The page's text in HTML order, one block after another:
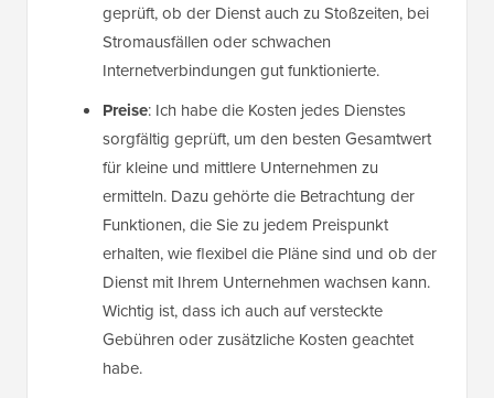
geprüft, ob der Dienst auch zu Stoßzeiten, bei
Stromausfällen oder schwachen
Internetverbindungen gut funktionierte.
Preise: Ich habe die Kosten jedes Dienstes
sorgfältig geprüft, um den besten Gesamtwert
für kleine und mittlere Unternehmen zu
ermitteln. Dazu gehörte die Betrachtung der
Funktionen, die Sie zu jedem Preispunkt
erhalten, wie flexibel die Pläne sind und ob der
Dienst mit Ihrem Unternehmen wachsen kann.
Wichtig ist, dass ich auch auf versteckte
Gebühren oder zusätzliche Kosten geachtet
habe.